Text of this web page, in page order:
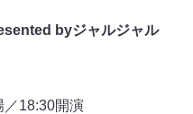
byジャルジャル
／18:30開演